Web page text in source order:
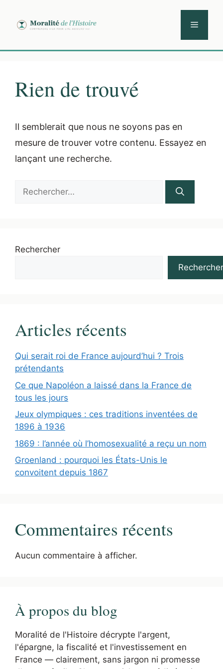
contenu
Menu
Rien de trouvé
Il semblerait que nous ne soyons pas en
mesure de trouver votre contenu. Essayez en
lançant une recherche.
Rechercher :
Rechercher
Rechercher
Articles récents
Qui serait roi de France aujourd’hui ? Trois
prétendants
Ce que Napoléon a laissé dans la France de
tous les jours
Jeux olympiques : ces traditions inventées de
1896 à 1936
1869 : l’année où l’homosexualité a reçu un nom
Groenland : pourquoi les États-Unis le
convoitent depuis 1867
Commentaires récents
Aucun commentaire à afficher.
À propos du blog
Moralité de l'Histoire décrypte l'argent,
l'épargne, la fiscalité et l'investissement en
France — clairement, sans jargon ni promesse